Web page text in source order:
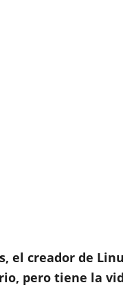
el creador de
pero tiene la